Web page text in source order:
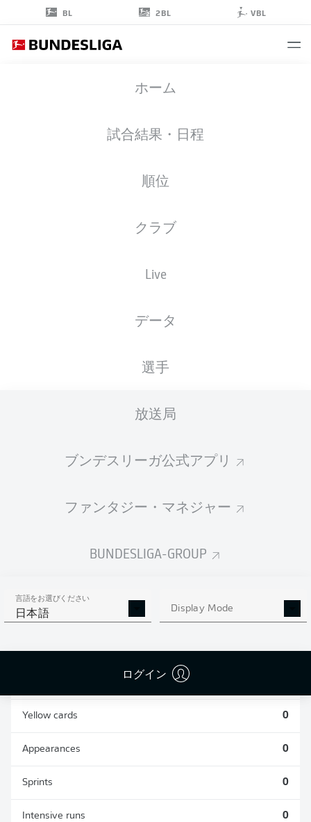
BL 2BL VBL
ホーム
試合結果・日程
順位
クラブ
Live
データ
選手
放送局
ブンデスリーガ公式アプリ
ファンタジー・マネジャー
BUNDESLIGA-GROUP
言語をお選びください
日本語 Display Mode
ログイン
01.03.1994
2026/2027
統計 シーズン 2026/2027
AERIAL DUELS
WON
Yellow cards 0
Appearances 0
Sprints 0
Intensive runs 0